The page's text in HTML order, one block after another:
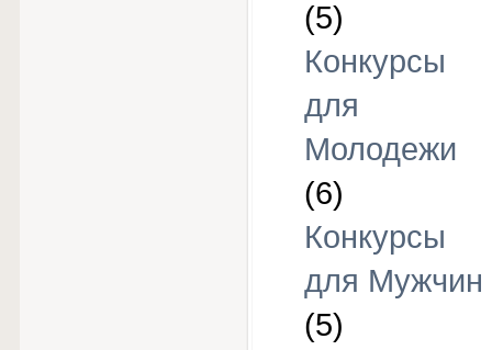
(5)
Конкурсы
для
Молодежи
(6)
Конкурсы
для Мужчин
(5)